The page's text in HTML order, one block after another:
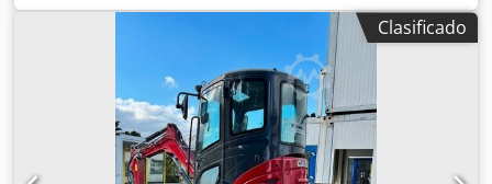
operativo: 15.700 kg Dkedey Rm H Eopfx Alaer * Potencia
del motor: 77 kW * Zapatas Roadliner * Acoplador rápido
Clasificado